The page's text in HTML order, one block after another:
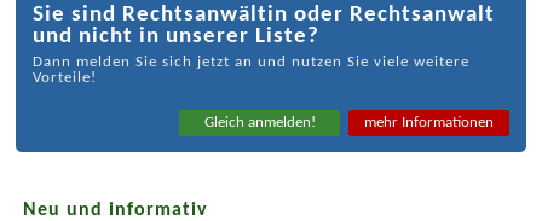
Sie sind Rechtsanwältin oder Rechtsanwalt
und nicht in unserer Liste?
Dann melden Sie sich jetzt an und nutzen Sie viele weitere
Vorteile!
Gleich anmelden! mehr Informationen
Neu und informativ